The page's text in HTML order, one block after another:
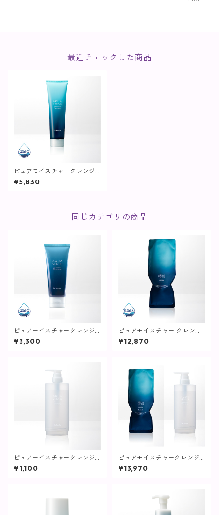
最近チェックした商品
ピュアモイスチャークレンジ
ング / 150g【クレンジング】
¥5,830
同じカテゴリの商品
ピュアモイスチャークレンジ
ング / 75g【クレンジング】
¥3,300
ピュアモイスチャー クレンジ
ング (詰替え) / 500g【クレン
ジング】
¥12,870
ピュアモイスチャークレンジ
ング / 500g詰替用専用ボトル
【クレンジング】
¥1,100
ピュアモイスチャークレンジ
ング【詰め替え(500g)+ボト
ルセット】
¥13,970